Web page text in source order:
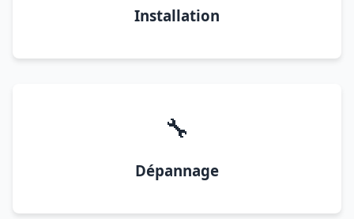
Installation
🔧
Dépannage